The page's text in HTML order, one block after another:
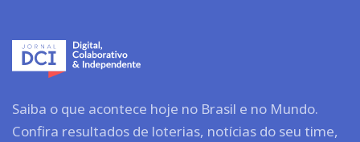
Saiba o que acontece hoje no Brasil e no Mundo.
Confira resultados de loterias, notícias do seu time,